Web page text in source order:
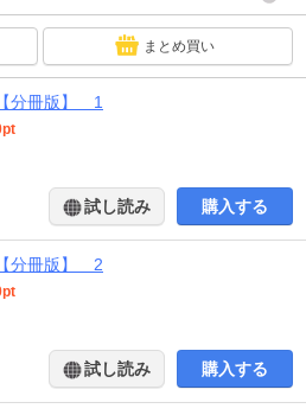
まとめ買い
分冊版】 1
試し読み 購入する
分冊版】 2
試し読み 購入する